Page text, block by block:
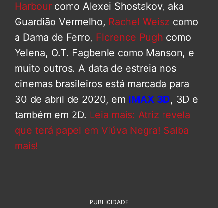
Harbour como Alexei Shostakov, aka
Guardião Vermelho, Rachel Weisz como
a Dama de Ferro, Florence Pugh como
Yelena, O.T. Fagbenle como Manson, e
muito outros. A data de estreia nos
cinemas brasileiros está marcada para
30 de abril de 2020, em IMAX 3D, 3D e
também em 2D. Leia mais: Atriz revela
que terá papel em Viúva Negra! Saiba
mais!
PUBLICIDADE